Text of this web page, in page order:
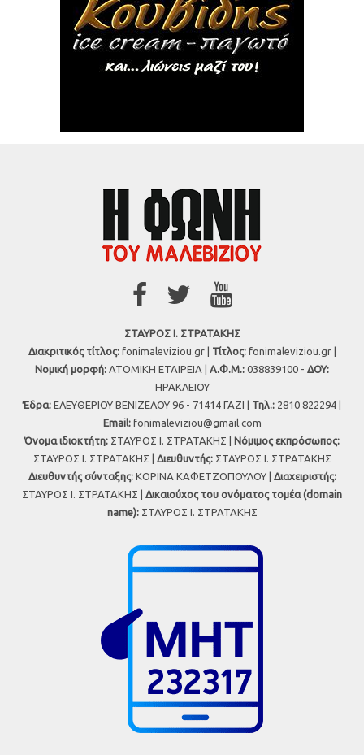
ΣΤΑΥΡΟΣ Ι. ΣΤΡΑΤΑΚΗΣ
Διακριτικός τίτλος:fonimaleviziou.gr | Τίτλος:fonimaleviziou.gr |
Νομική μορφή: ΑΤΟΜΙΚΗ ΕΤΑΙΡΕΙΑ | Α.Φ.Μ.: 038839100 - ΔΟΥ:
ΗΡΑΚΛΕΙΟΥ
Έδρα: ΕΛΕΥΘΕΡΙΟΥ ΒΕΝΙΖΕΛΟΥ 96 - 71414 ΓΑΖΙ | Τηλ.: 2810 822294 |
Εmail: fonimaleviziou@gmail.com
Όνομα ιδιοκτήτη: ΣΤΑΥΡΟΣ Ι. ΣΤΡΑΤΑΚΗΣ | Νόμιμος εκπρόσωπος:
ΣΤΑΥΡΟΣ Ι. ΣΤΡΑΤΑΚΗΣ | Διευθυντής:ΣΤΑΥΡΟΣ Ι. ΣΤΡΑΤΑΚΗΣ
Διευθυντής σύνταξης:ΚΟΡΙΝΑ ΚΑΦΕΤΖΟΠΟΥΛΟΥ | Διαχειριστής:
ΣΤΑΥΡΟΣ Ι. ΣΤΡΑΤΑΚΗΣ | Δικαιούχος του ονόματος τομέα (domain
name):ΣΤΑΥΡΟΣ Ι. ΣΤΡΑΤΑΚΗΣ